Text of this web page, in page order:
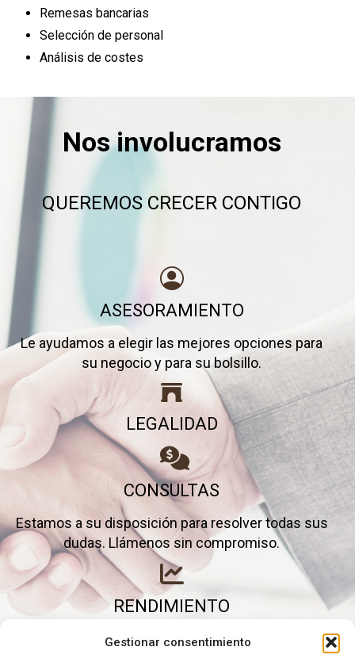
Gestionar consentimiento
Remesas bancarias
Selección de personal
Análisis de costes
Nos involucramos
QUEREMOS CRECER CONTIGO
ASESORAMIENTO
Le ayudamos a elegir las mejores opciones para
su negocio y para su bolsillo.
LEGALIDAD
CONSULTAS
Estamos a su disposición para resolver todas sus
dudas. Llámenos sin compromiso.
RENDIMIENTO
Elimine gastos inútiles y saque el máximo partido a